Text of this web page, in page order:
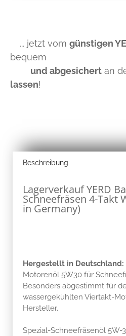
... jetzt vom günstigen
bequem
und abgesichert an
lassen!
Beschreibung
Lagerverkauf YERD
Schneefräsen 4-Takt
in Germany)
Hergestellt in Deutschland:
Motorenöl 5W30 für
Besonders abgestimmt für
wassergekühlten Viertakt-
Hersteller.
Spezial-Schneefräsenöl 5W-